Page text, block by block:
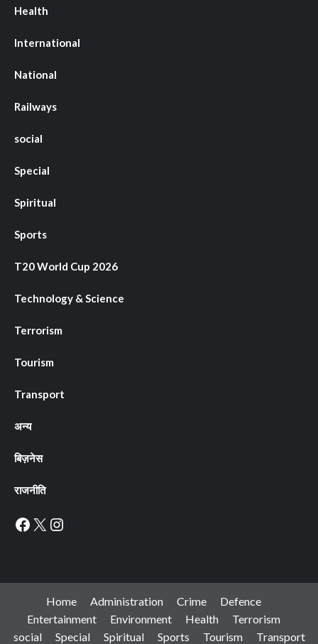
Health
International
National
Railways
social
Special
Spiritual
Sports
T20 World Cup 2026
Technology & Science
Terrorism
Tourism
Transport
अन्य
बिज़नेस
राजनीति
Facebook
X Instagram
Home Administration Crime
Defence
Entertainment
Environment Health
Terrorism
social
Special Spiritual Sports Tourism Transport